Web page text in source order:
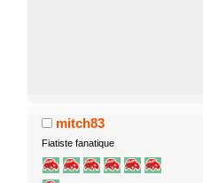
mitch83
Fiatiste fanatique